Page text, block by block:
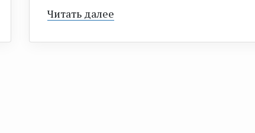
Читать далее